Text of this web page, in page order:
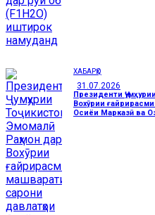
ХАБАРҲО
31.07.2026
Президенти
Вохӯрии
Осиёи Марказӣ ва